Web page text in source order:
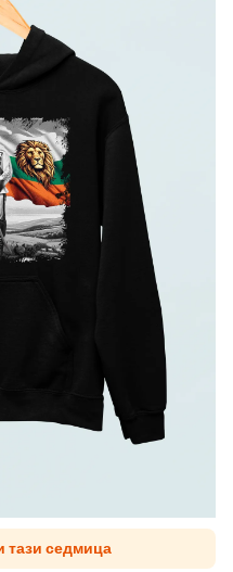
тази седмица